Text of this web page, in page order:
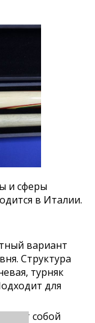
и сферы
в Италии.
вариант
Структура
турняк
для
собой